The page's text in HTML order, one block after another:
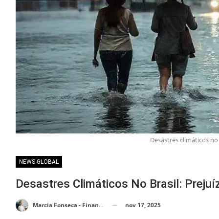
Desastres climáticos
NEWS GLOBAL
Desastres Climáticos No Brasil:
Marcia Fonseca - Financial Consultant nov 17, 2025